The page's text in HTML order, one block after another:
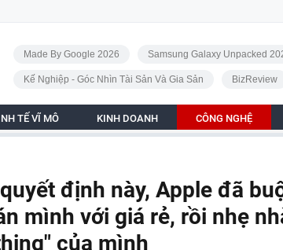
Made By Google 2026 Samsung Galaxy Unpacked
Kế Nghiệp - Góc Nhìn Tài Sản Và Gia Sản BizReview
TẾ VĨ MÔ KINH DOANH CÔNG NGHỆ
định này, Apple đã
mình với giá rẻ, rồi nhẹ
của mình